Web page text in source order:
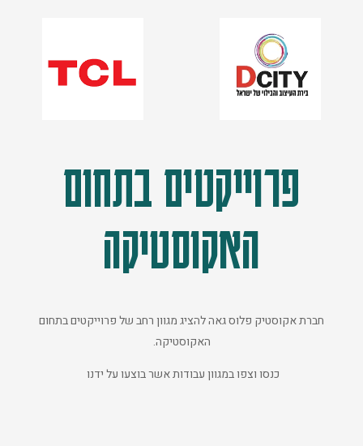
פרוייקטים בתחום
האקוסטיקה
חברת אקוסטיק פלוס גאה להציג מגוון רחב של פרוייקטים בתחום
האקוסטיקה.
כנסו וצפו במגוון עבודות אשר בוצעו על ידנו